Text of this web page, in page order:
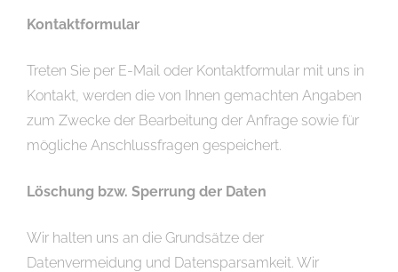
Kontaktformular
Treten Sie per E-Mail oder Kontaktformular mit uns in
Kontakt, werden die von Ihnen gemachten Angaben
zum Zwecke der Bearbeitung der Anfrage sowie für
mögliche Anschlussfragen gespeichert.
Löschung bzw. Sperrung der Daten
Wir halten uns an die Grundsätze der
Datenvermeidung und Datensparsamkeit. Wir